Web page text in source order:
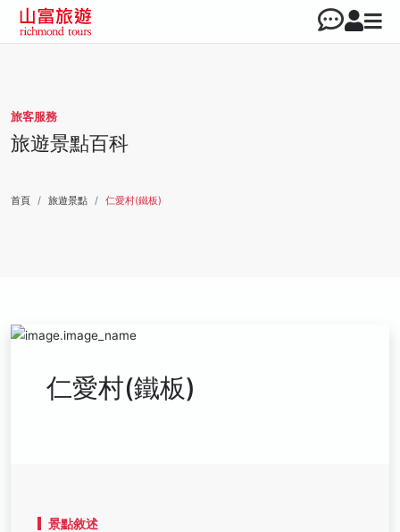
旅客服務
旅遊景點百科
首頁 旅遊景點 仁愛村(鐵板)
仁愛村(鐵板)
景點敘述